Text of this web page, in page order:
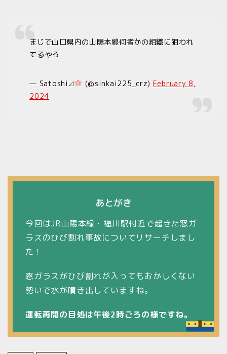
まじで山口県内の山陽本線何者かの組織に狙われ
てるやろ
— Satoshi⊿ (@sinkai225_crz) February 8,
2024
あとがき
今回はJR山陽本線・福川駅付近で起きた窓ガ
ラスのひび割れ事故についてリサーチしまし
た！
窓ガラスがひび割れが入ってもおかしくない
勢いで水が噴き出していますね。
運転再開の目処は午後2時ごろの様ですね。